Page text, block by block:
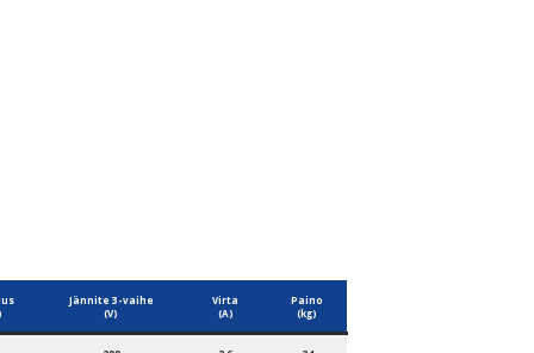
Jännite 3-vaihe
(V)
Virta
(A)
Paino
(kg)